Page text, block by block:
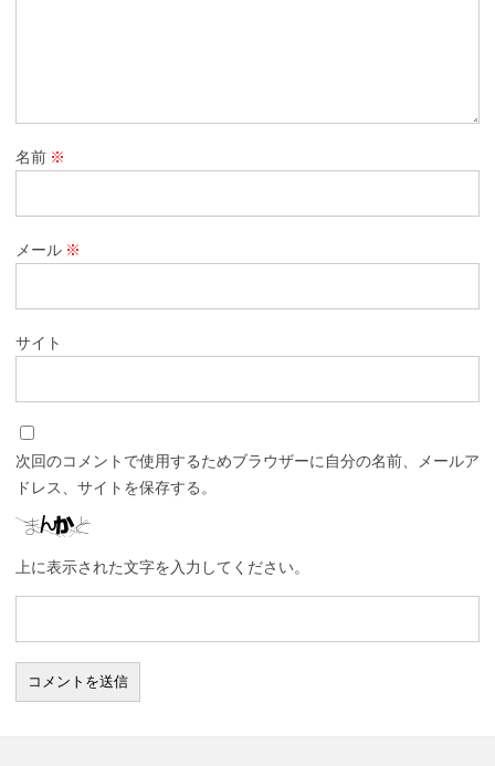
名前 ※
メール ※
サイト
次回のコメントで使用するためブラウザーに自分の名前、メールア
ドレス、サイトを保存する。
上に表示された文字を入力してください。